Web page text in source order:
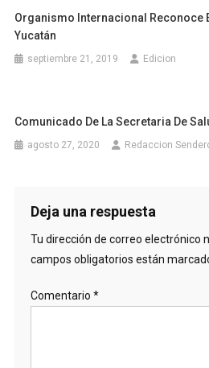
Organismo Internacional Reconoce
Yucatán
septiembre 21, 2019 Edicion
Comunicado De La Secretaria De
agosto 27, 2020 Redaccion
Deja una respuesta
Tu dirección de correo electrónico
campos obligatorios están
Comentario *